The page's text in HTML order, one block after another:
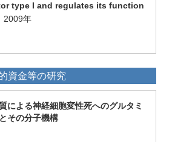
type I and regulates its function
2009年
資金等の研究
による神経細胞変性死へのグルタミ
その分子機構